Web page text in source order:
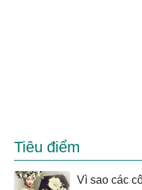
Tiêu điểm
Vì sao các